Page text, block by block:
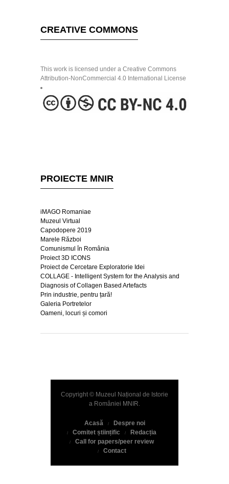
CREATIVE COMMONS
This work is licensed under a Creative Commons
Attribution-NonCommercial 4.0 International License
PROIECTE MNIR
iMAGO Romaniae
Muzeul Virtual
Capodopere 2019
Marele Război
Comunismul în România
Proiect 3D ICONS
Proiect de Cercetare Exploratorie Idei
COLLAGE - Intelligent System for the Analysis and
Diagnosis of Collagen Based Artefacts
Prin industrie, pentru țară!
Galeria Portretelor
Oameni, locuri și comori
Copyright © Muzeul Național de Istorie
a României MNIR.
Acasă
Despre noi
Comitet științific
Redacția
Call for papers/peer review
Contact